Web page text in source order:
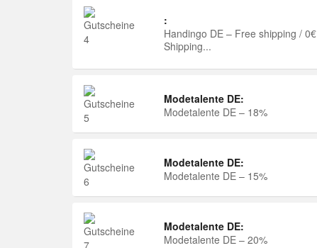
:
Handingo DE – Free shipping / 0€
Shipping...
Modetalente DE:
Modetalente DE – 18%
Modetalente DE:
Modetalente DE – 15%
Modetalente DE:
Modetalente DE – 20%